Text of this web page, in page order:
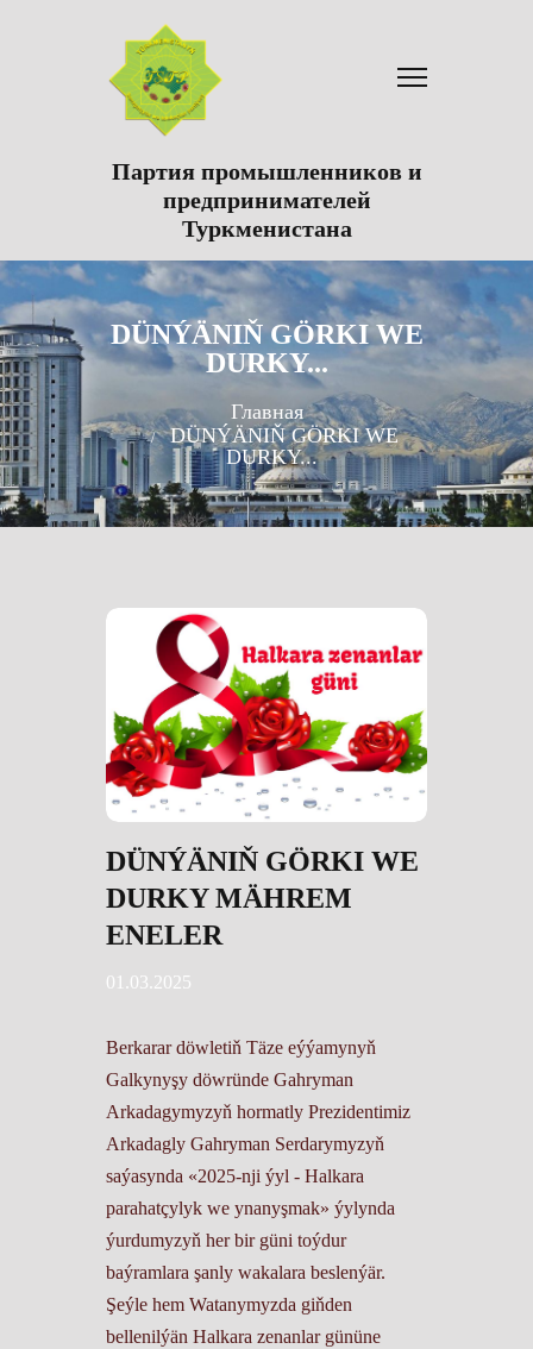
Партия промышленников и
предпринимателей
Туркменистана
DÜNÝÄNIŇ GÖRKI WE
DURKY...
Главная
DÜNÝÄNIŇ GÖRKI WE
DURKY...
DÜNÝÄNIŇ GÖRKI WE
DURKY MÄHREM
ENELER
01.03.2025
Berkarar döwletiň Täze eýýamynyň
Galkynyşy döwründe Gahryman
Arkadagymyzyň hormatly Prezidentimiz
Arkadagly Gahryman Serdarymyzyň
saýasynda «2025-nji ýyl - Halkara
parahatçylyk we ynanyşmak» ýylynda
ýurdumyzyň her bir güni toýdur
baýramlara şanly wakalara beslenýär.
Şeýle hem Watanymyzda giňden
bellenilýän Halkara zenanlar gününe